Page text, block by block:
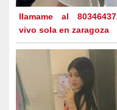
llamame al
vivo sola en zaragoza